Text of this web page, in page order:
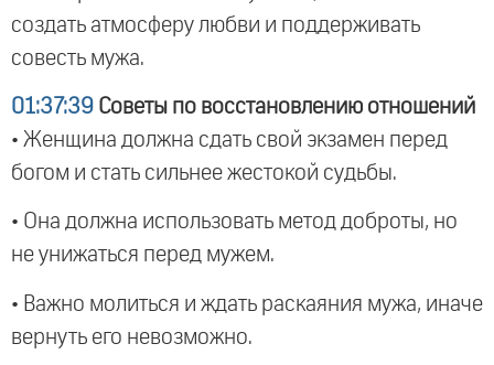
создать атмосферу любви и поддерживать
совесть мужа.
01:37:39 Советы по восстановлению отношений
• Женщина должна сдать свой экзамен перед
богом и стать сильнее жестокой судьбы.
• Она должна использовать метод доброты, но
не унижаться перед мужем.
• Важно молиться и ждать раскаяния мужа, иначе
вернуть его невозможно.